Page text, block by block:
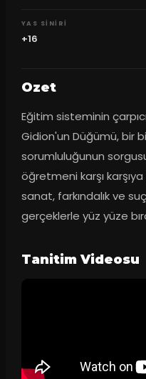
YAS SINIRI
+16
Ozet
Eğitim sisteminin
Gidion'un Düğümü, bir
sorumluluğunun
öğretmeni karşı
sanat, farkındalık ve
gerçeklerle yüz yüze
Tanitim Videosu